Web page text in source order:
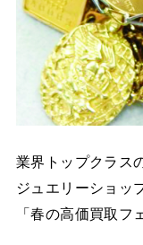
業界トップクラス
ジュエリーショッ
「春の高価買取フ